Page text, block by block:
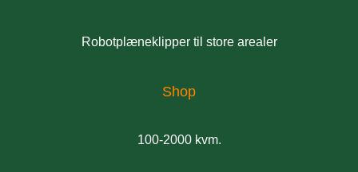
Robotplæneklipper til store arealer
Shop
100-2000 kvm.